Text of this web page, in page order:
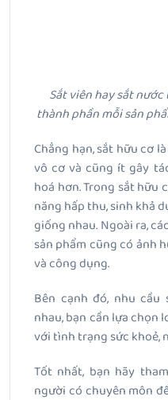
Sắt viên hay sắt
thành phần mỗi sản
Chẳng hạn, sắt hữu cơ
vô cơ và cũng ít gây
hoá hơn. Trong sắt hữu
năng hấp thu, sinh khả
giống nhau. Ngoài ra,
sản phẩm cũng có ảnh
và công dụng.
Bên cạnh đó, nhu
nhau, bạn cần lựa chọn
với tình trạng sức khoẻ,
Tốt nhất, bạn hãy
người có chuyên môn